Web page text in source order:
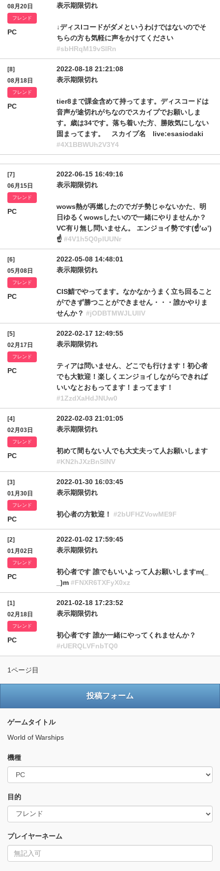
08月20日
フレンド
PC
表示期限切れ
↓ディスlコードがダメというわけではないのでそ
ちらの方も気軽に声をかけてください
#sbHRqM19vSlRn
[8]
08月18日
フレンド
PC
2022-08-18 21:21:08
表示期限切れ
tier8まで課金含めて持ってます。ディスコードは
音声が途切れがちなのでスカイプでお願いしま
す。歳は34です。落ち着いた方、勝敗気にしない
固まってます。 スカイプ名 live:esasiodaki
#4X1BBWUh2V3Y4
[7]
06月15日
フレンド
PC
2022-06-15 16:49:16
表示期限切れ
wows熱が再燃したのでガチ勢じゃないかた、明
日ゆるくwowsしたいので一緒にやりませんか？
VC有り無し問いません。 エンジョイ勢です(☝’ω’)
☝ #4V1h5Q0plUUNr
[6]
05月08日
フレンド
PC
2022-05-08 14:48:01
表示期限切れ
CIS鯖でやってます。なかなかうまく立ち回ること
ができず勝つことができません・・・誰かやりま
せんか？ #jODBTMWJLUllV
[5]
02月17日
フレンド
PC
2022-02-17 12:49:55
表示期限切れ
ティアは問いません、どこでも行けます！初心者
でも大歓迎！楽しくエンジョイしながらできれば
いいなとおもってます！まってます！
#1ZzdXaHdJNUw0
[4]
02月03日
フレンド
PC
2022-02-03 21:01:05
表示期限切れ
初めて間もない人でも大丈夫って人お願いします
#KN2hJXzBnSlNV
[3]
01月30日
フレンド
PC
2022-01-30 16:03:45
表示期限切れ
初心者の方歓迎！ #2bUFHZVowME9F
[2]
01月02日
フレンド
PC
2022-01-02 17:59:45
表示期限切れ
初心者です 誰でもいいよって人お願いしますm(_
_)m #FNXR6TXFyX0xz
[1]
02月18日
フレンド
PC
2021-02-18 17:23:52
表示期限切れ
初心者です 誰か一緒にやってくれませんか？
#rUERQLVFnbTQ0
1ページ目
投稿フォーム
ゲームタイトル
World of Warships
機種
目的
プレイヤーネーム